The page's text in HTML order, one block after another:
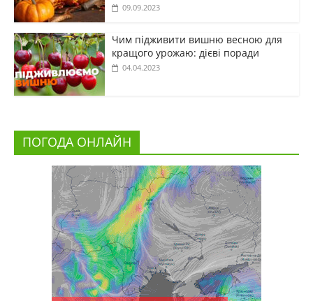
09.09.2023
Чим підживити вишню весною для
кращого урожаю: дієві поради
04.04.2023
ПОГОДА ОНЛАЙН